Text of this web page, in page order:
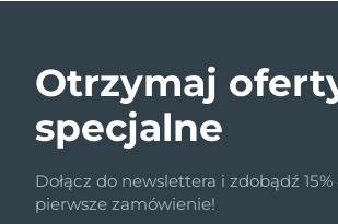
Otrzymaj
specjalne
Dołącz do newslettera i zdobądź
pierwsze zamówienie!